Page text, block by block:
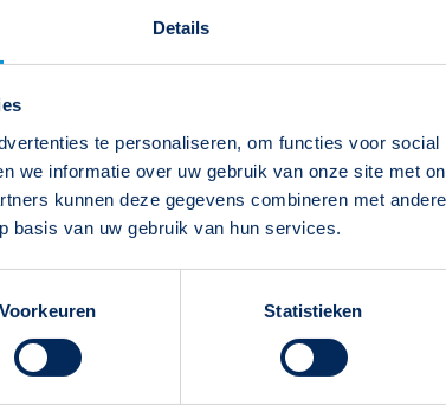
Details
te personaliseren, om functies voor social
we informatie over uw gebruik van onze site met
kunnen deze gegevens combineren met
basis van uw gebruik van hun services.
Voorkeuren Statistieken
te kijken waar we nu staan. Bij dit
de duurzaamheid van de
We vertellen je er graag